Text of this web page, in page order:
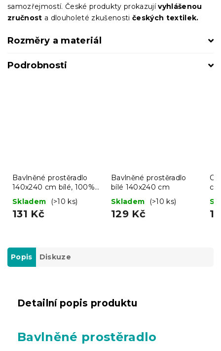
samozřejmostí. České produkty prokazují vyhlášenou
zručnost a dlouholeté zkušenostičeských textilek.
Rozměry a materiál
Podrobnosti
Bavlněné prostěradlo
140x240 cm bílé, 100%
bavlna
Skladem (>10 ks)
131 Kč
Bavlněné prostěradlo
bílé 140x240 cm
Skladem
(>10 ks)
129 Kč
Popis Diskuze
Detailní popis produktu
Bavlněné prostěradlo